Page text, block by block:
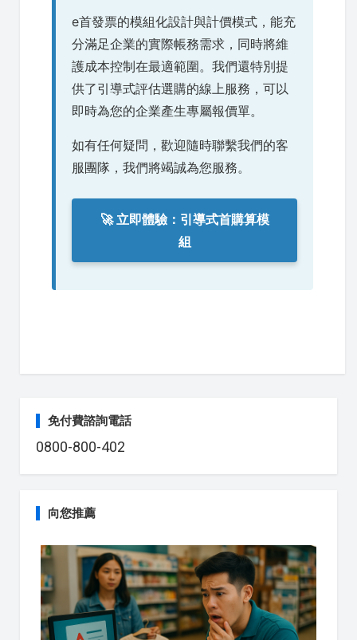
e首發票的模組化設計與計價模式，能充
分滿足企業的實際帳務需求，同時將維
護成本控制在最適範圍。我們還特別提
供了引導式評估選購的線上服務，可以
即時為您的企業產生專屬報價單。
如有任何疑問，歡迎隨時聯繫我們的客
服團隊，我們將竭誠為您服務。
🚀 立即體驗：引導式首購算模
組
免付費諮詢電話
0800-800-402
向您推薦